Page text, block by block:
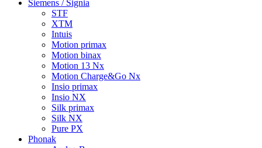
Siemens / Signia
STF
XTM
Intuis
Motion primax
Motion binax
Motion 13 Nx
Motion Charge&Go Nx
Insio primax
Insio NX
Silk primax
Silk NX
Pure PX
Phonak